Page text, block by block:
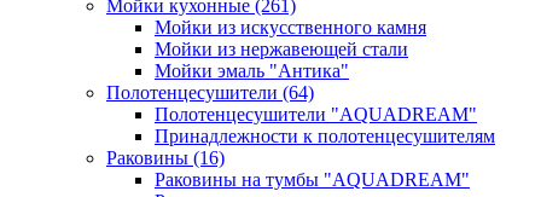
Мойки кухонные (261)
Мойки из искусственного камня
Мойки из нержавеющей стали
Мойки эмаль "Антика"
Полотенцесушители (64)
Полотенцесушители "AQUADREAM"
Принадлежности к полотенцесушителям
Раковины (16)
Раковины на тумбы "AQUADREAM"